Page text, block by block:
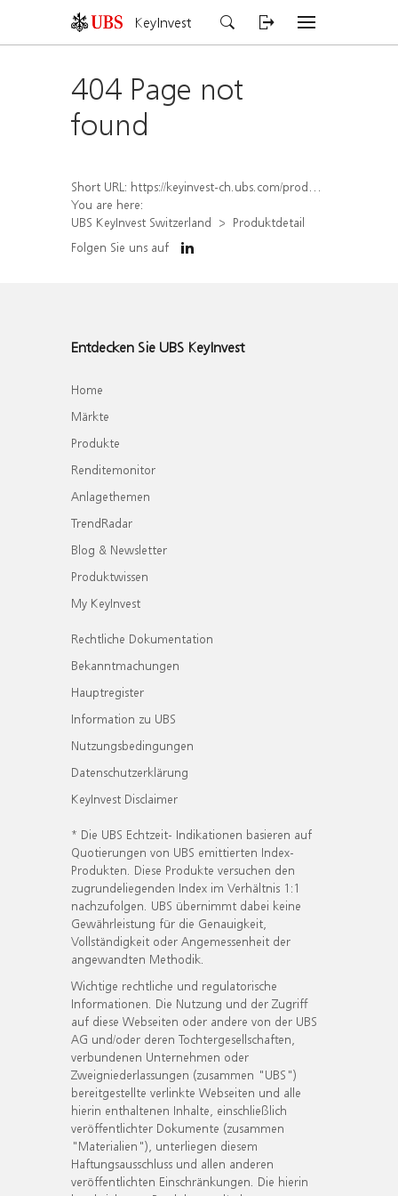
KeyInvest
404 Page not
found
Short URL: https://keyinvest-ch.ubs.com/produkt/detail/index/isin/CH1578795739
You are here:
UBS KeyInvest Switzerland
Produktdetail
Folgen Sie uns auf
Entdecken Sie UBS KeyInvest
Home
Märkte
Produkte
Renditemonitor
Anlagethemen
TrendRadar
Blog & Newsletter
Produktwissen
My KeyInvest
Rechtliche Dokumentation
Bekanntmachungen
Hauptregister
Information zu UBS
Nutzungsbedingungen
Datenschutzerklärung
KeyInvest Disclaimer
* Die UBS Echtzeit- Indikationen basieren auf
Quotierungen von UBS emittierten Index-
Produkten. Diese Produkte versuchen den
zugrundeliegenden Index im Verhältnis 1:1
nachzufolgen. UBS übernimmt dabei keine
Gewährleistung für die Genauigkeit,
Vollständigkeit oder Angemessenheit der
angewandten Methodik.
Wichtige rechtliche und regulatorische
Informationen. Die Nutzung und der Zugriff
auf diese Webseiten oder andere von der UBS
AG und/oder deren Tochtergesellschaften,
verbundenen Unternehmen oder
Zweigniederlassungen (zusammen "UBS")
bereitgestellte verlinkte Webseiten und alle
hierin enthaltenen Inhalte, einschließlich
veröffentlichter Dokumente (zusammen
"Materialien"), unterliegen diesem
Haftungsausschluss und allen anderen
veröffentlichten Einschränkungen. Die hierin